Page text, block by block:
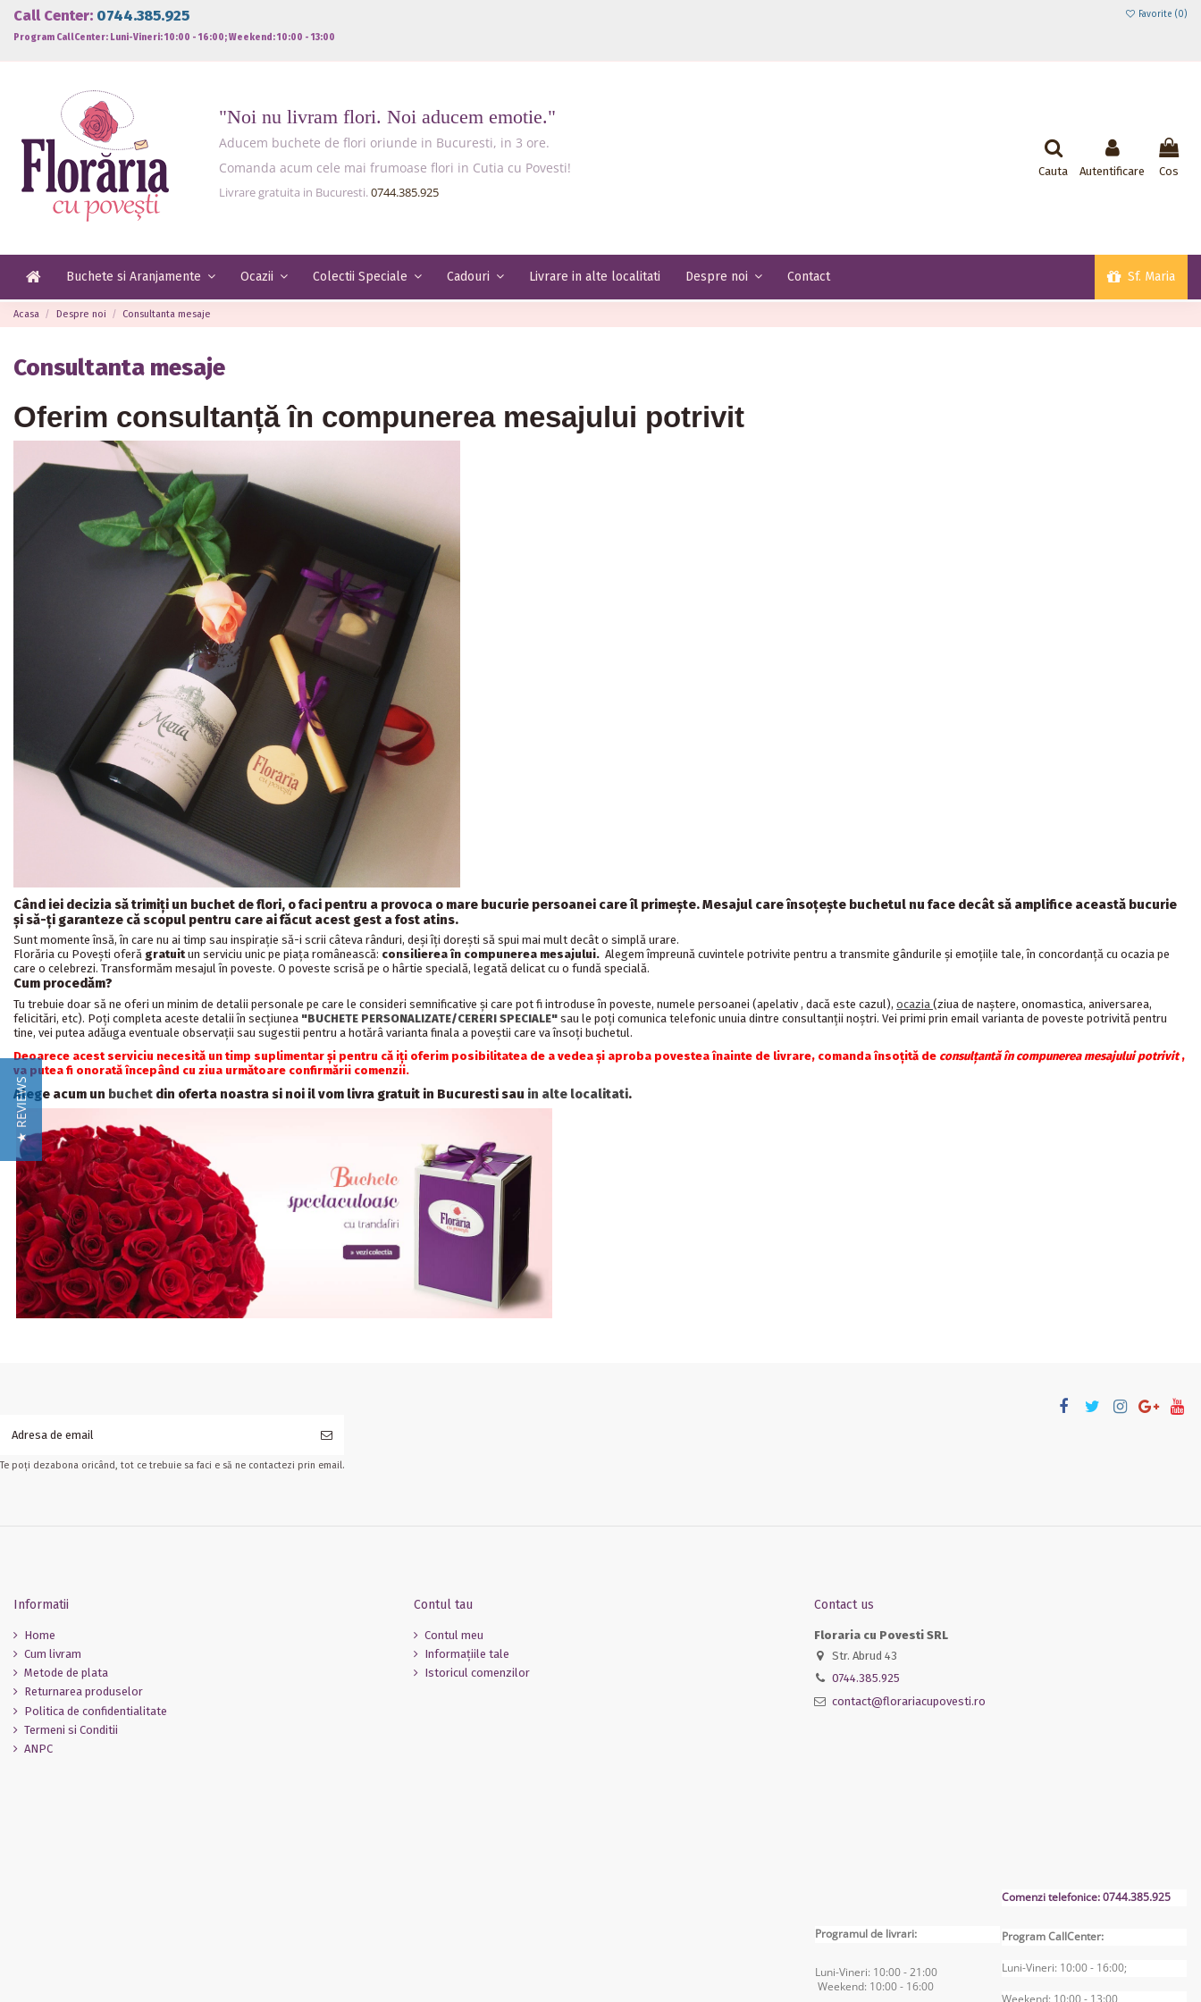
Call Center: 0744.385.925
Program CallCenter: Luni-Vineri: 10:00 - 16:00; Weekend: 10:00 - 13:00
Favorite (0)
"Noi nu livram flori. Noi aducem emotie."
Aducem buchete de flori oriunde in Bucuresti, in 3 ore.
Comanda acum cele mai frumoase flori in Cutia cu Povesti!
Livrare gratuita in Bucuresti. 0744.385.925
Cauta Autentificare Cos
Buchete si Aranjamente Ocazii Colectii Speciale Cadouri Livrare in alte localitati Despre noi Contact Sf. Maria
Acasa Despre noi Consultanta mesaje
Consultanta mesaje
Oferim consultanță în compunerea mesajului potrivit
Când iei decizia să trimiţi un buchet de flori, o faci pentru a provoca o mare bucurie persoanei care îl primeşte. Mesajul care însoţeşte buchetul nu face decât să amplifice această bucurie
şi să-ţi garanteze că scopul pentru care ai făcut acest gest a fost atins.
Sunt momente însă, în care nu ai timp sau inspiraţie să-i scrii câteva rânduri, deşi îţi doreşti să spui mai mult decât o simplă urare.
Florăria cu Poveşti oferă gratuitun serviciu unic pe piaţa românească: consilierea în compunerea mesajului. Alegem împreună cuvintele potrivite pentru a transmite gândurile şi emoţiile tale, în concordanţă cu ocazia pe
care o celebrezi. Transformăm mesajul în poveste. O poveste scrisă pe o hârtie specială, legată delicat cu o fundă specială.
Cum procedăm?
Tu trebuie doar să ne oferi un minim de detalii personale pe care le consideri semnificative și care pot fi introduse în poveste, numele persoanei (apelativ , dacă este cazul), ocazia (ziua de naștere, onomastica, aniversarea,
felicitări, etc). Poți completa aceste detalii în secțiunea "BUCHETE PERSONALIZATE/CERERI SPECIALE" sau le poți comunica telefonic unuia dintre consultanții noștri. Vei primi prin email varianta de poveste potrivită pentru
tine, vei putea adăuga eventuale observații sau sugestii pentru a hotărâ varianta finala a poveștii care va însoți buchetul.
Deoarece acest serviciu necesită un timp suplimentar și pentru că iți oferim posibilitatea de a vedea și aproba povestea înainte de livrare, comanda însoțită de consulțantă în compunerea mesajului potrivit ,
va putea fi onorată începând cu ziua următoare confirmării comenzii.
Alege acum un buchet din oferta noastra si noi il vom livra gratuit in Bucuresti sau in alte localitati.
Te poți dezabona oricând, tot ce trebuie sa faci e să ne contactezi prin email.
Informatii
Home
Cum livram
Metode de plata
Returnarea produselor
Politica de confidentialitate
Termeni si Conditii
ANPC
Contul tau
Contul meu
Informaţiile tale
Istoricul comenzilor
Contact us
Floraria cu Povesti SRL
Str. Abrud 43
0744.385.925
contact@florariacupovesti.ro
Programul de livrari:
Luni-Vineri: 10:00 - 21:00
Weekend: 10:00 - 16:00
Comenzi telefonice: 0744.385.925
Program CallCenter:
Luni-Vineri: 10:00 - 16:00;
Weekend: 10:00 - 13:00
★ REVIEWS